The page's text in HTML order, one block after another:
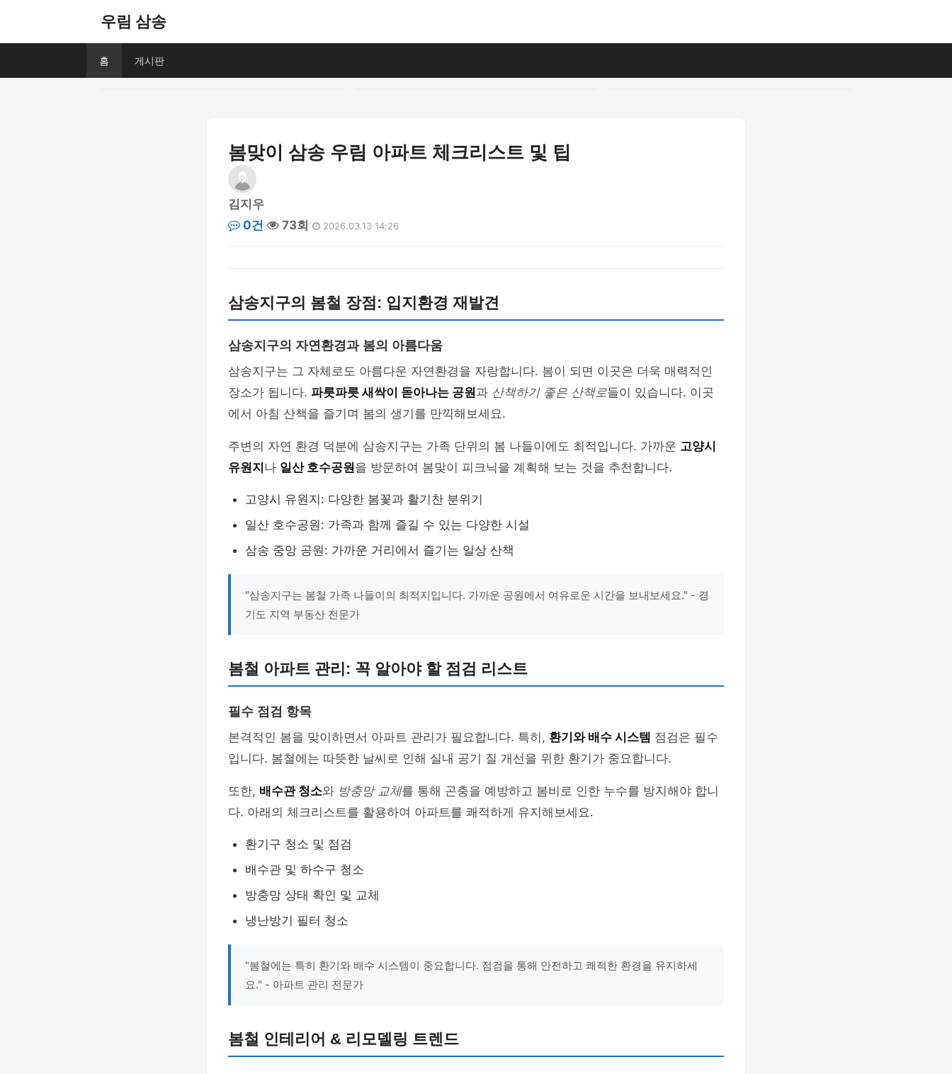
우림 삼송
홈 게시판
봄맞이 삼송 우림 아파트 체크리스트 및 팁
김지우
0건
73회 2026.03.13 14:26
삼송지구의 봄철 장점: 입지환경 재발견
삼송지구의 자연환경과 봄의 아름다움
삼송지구는 그 자체로도 아름다운 자연환경을 자랑합니다. 봄이 되면 이곳은 더욱 매력적인
장소가 됩니다. 파릇파릇 새싹이 돋아나는 공원과 산책하기 좋은 산책로들이 있습니다. 이곳
에서 아침 산책을 즐기며 봄의 생기를 만끽해보세요.
주변의 자연 환경 덕분에 삼송지구는 가족 단위의 봄 나들이에도 최적입니다. 가까운 고양시
유원지 나 일산 호수공원을 방문하여 봄맞이 피크닉을 계획해 보는 것을 추천합니다.
고양시 유원지: 다양한 봄꽃과 활기찬 분위기
일산 호수공원: 가족과 함께 즐길 수 있는 다양한 시설
삼송 중앙 공원: 가까운 거리에서 즐기는 일상 산책
"삼송지구는 봄철 가족 나들이의 최적지입니다. 가까운 공원에서 여유로운 시간을 보내보세요." - 경
기도 지역 부동산 전문가
봄철 아파트 관리: 꼭 알아야 할 점검 리스트
필수 점검 항목
본격적인 봄을 맞이하면서 아파트 관리가 필요합니다. 특히, 환기와 배수 시스템 점검은 필수
입니다. 봄철에는 따뜻한 날씨로 인해 실내 공기 질 개선을 위한 환기가 중요합니다.
또한, 배수관 청소와 방충망 교체를 통해 곤충을 예방하고 봄비로 인한 누수를 방지해야 합니
다. 아래의 체크리스트를 활용하여 아파트를 쾌적하게 유지해보세요.
환기구 청소 및 점검
배수관 및 하수구 청소
방충망 상태 확인 및 교체
냉난방기 필터 청소
"봄철에는 특히 환기와 배수 시스템이 중요합니다. 점검을 통해 안전하고 쾌적한 환경을 유지하세
요." - 아파트 관리 전문가
봄철 인테리어 & 리모델링 트렌드